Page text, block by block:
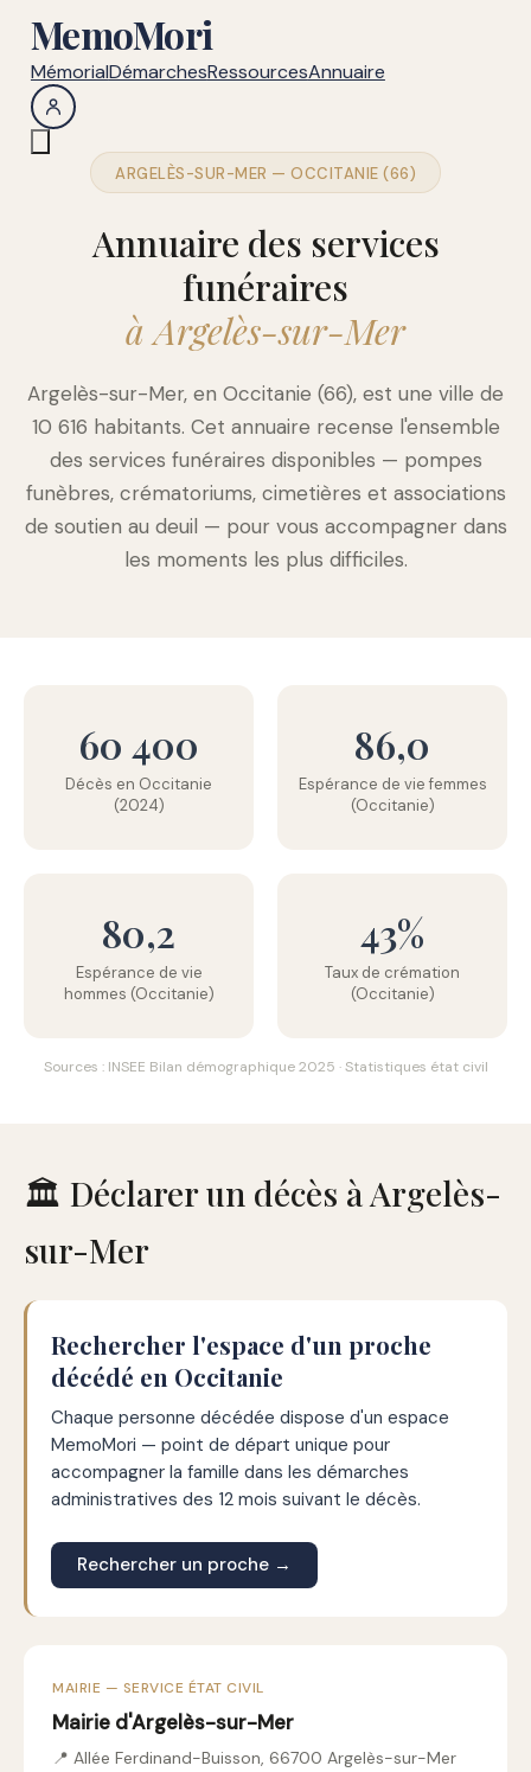
MemoMori
MémorialDémarchesRessourcesAnnuaire
ARGELÈS-SUR-MER — OCCITANIE (66)
Annuaire des services
funéraires
à Argelès-sur-Mer
Argelès-sur-Mer, en Occitanie (66), est une ville de
10 616 habitants. Cet annuaire recense l'ensemble
des services funéraires disponibles — pompes
funèbres, crématoriums, cimetières et associations
de soutien au deuil — pour vous accompagner dans
les moments les plus difficiles.
60 400
Décès en Occitanie
(2024)
86,0
Espérance de vie femmes
(Occitanie)
80,2
Espérance de vie
hommes (Occitanie)
43%
Taux de crémation
(Occitanie)
Sources : INSEE Bilan démographique 2025 · Statistiques état civil
🏛️ Déclarer un décès à Argelès-
sur-Mer
Rechercher l'espace d'un proche
décédé en Occitanie
Chaque personne décédée dispose d'un espace
MemoMori — point de départ unique pour
accompagner la famille dans les démarches
administratives des 12 mois suivant le décès.
Rechercher un proche →
MAIRIE — SERVICE ÉTAT CIVIL
Mairie d'Argelès-sur-Mer
📍 Allée Ferdinand-Buisson, 66700 Argelès-sur-Mer